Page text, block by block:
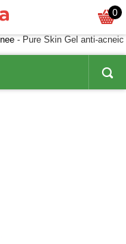
0
- Pure Skin Gel anti-acneic